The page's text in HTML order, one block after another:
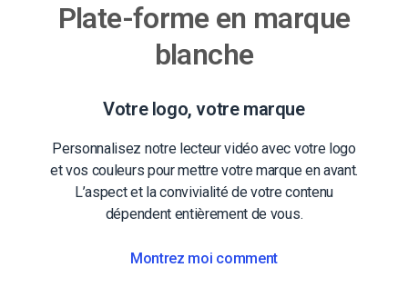
Plate-forme en marque
blanche
Votre logo, votre marque
Personnalisez notre lecteur vidéo avec votre logo
et vos couleurs pour mettre votre marque en avant.
L’aspect et la convivialité de votre contenu
dépendent entièrement de vous.
Montrez moi comment